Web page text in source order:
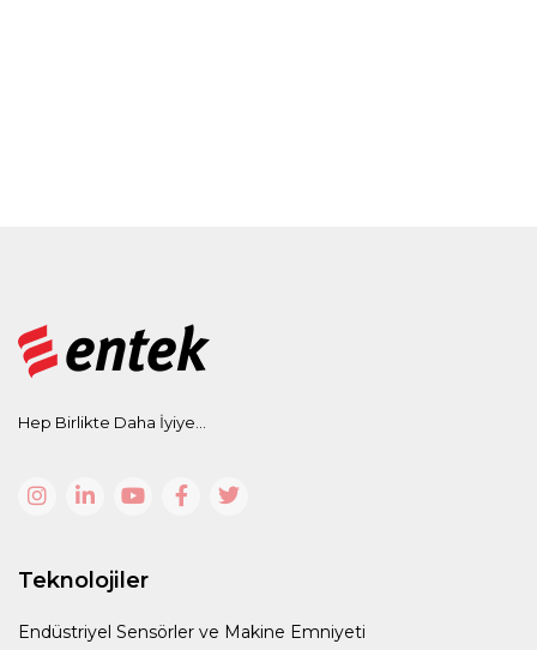
Hep Birlikte Daha İyiye...
Teknolojiler
Endüstriyel Sensörler ve Makine Emniyeti